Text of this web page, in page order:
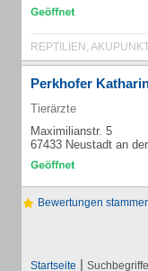
REPTILIEN,
Perkhofer
Tierärzte
Maximilianstr. 5
67433 Neustadt an
Bewertungen
Startseite | Suchbegriffe